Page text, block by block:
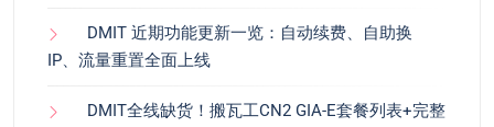
DMIT 近期功能更新一览：自动续费、自助换
IP、流量重置全面上线
DMIT全线缺货！搬瓦工CN2 GIA-E套餐列表+完整